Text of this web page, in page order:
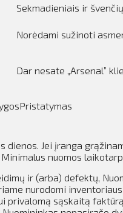
Sekmadieniais ir
Norėdami sužinoti
Dar nesate „Arsenal”
Pristatymas
dienos. Jei įranga
Minimalus nuomos
ir (arba) defektų,
nurodomi
privalomą sąskaitą